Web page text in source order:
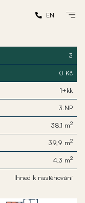
EN
3
0 Kč
1+kk
3.NP
38,1 m2
39,9 m2
4,3 m2
Ihned k nastěhování